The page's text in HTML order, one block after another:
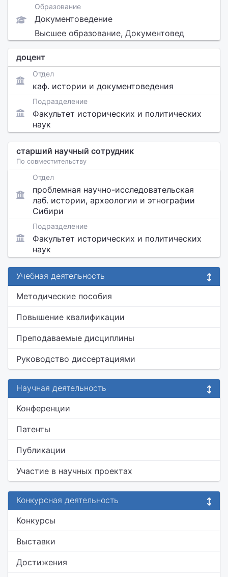
Образование
Документоведение
Высшее образование, Документовед
доцент
Отдел
каф. истории и документоведения
Подразделение
Факультет исторических и политических
наук
старший научный сотрудник
По совместительству
Отдел
проблемная научно-исследовательская
лаб. истории, археологии и этнографии
Сибири
Подразделение
Факультет исторических и политических
наук
Учебная деятельность
Методические пособия
Повышение квалификации
Преподаваемые дисциплины
Руководство диссертациями
Научная деятельность
Конференции
Патенты
Публикации
Участие в научных проектах
Конкурсная деятельность
Конкурсы
Выставки
Достижения